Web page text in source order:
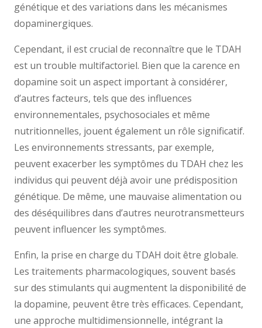
génétique et des variations dans les mécanismes
dopaminergiques.
Cependant, il est crucial de reconnaître que le TDAH
est un trouble multifactoriel. Bien que la carence en
dopamine soit un aspect important à considérer,
d’autres facteurs, tels que des influences
environnementales, psychosociales et même
nutritionnelles, jouent également un rôle significatif.
Les environnements stressants, par exemple,
peuvent exacerber les symptômes du TDAH chez les
individus qui peuvent déjà avoir une prédisposition
génétique. De même, une mauvaise alimentation ou
des déséquilibres dans d’autres neurotransmetteurs
peuvent influencer les symptômes.
Enfin, la prise en charge du TDAH doit être globale.
Les traitements pharmacologiques, souvent basés
sur des stimulants qui augmentent la disponibilité de
la dopamine, peuvent être très efficaces. Cependant,
une approche multidimensionnelle, intégrant la